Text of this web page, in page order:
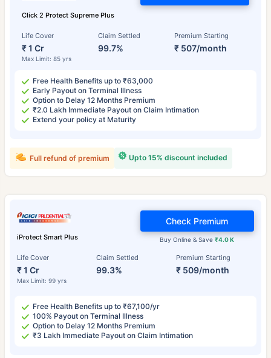
Click 2 Protect Supreme Plus
Life Cover
₹ 1 Cr
Max Limit: 85 yrs
Claim Settled
99.7%
Premium Starting
₹ 507/month
Free Health Benefits up to ₹63,000
Early Payout on Terminal Illness
Option to Delay 12 Months Premium
₹2.0 Lakh Immediate Payout on Claim Intimation
Extend your policy at Maturity
Upto 15% discount included
Full refund of premium
iProtect Smart Plus
Life Cover
₹ 1 Cr
Max Limit: 99 yrs
Claim Settled
99.3%
Premium Starting
₹ 509/month
Buy Online & Save₹4.0 K
Check Premium
Free Health Benefits up to ₹67,100/yr
100% Payout on Terminal Illness
Option to Delay 12 Months Premium
₹3 Lakh Immediate Payout on Claim Intimation